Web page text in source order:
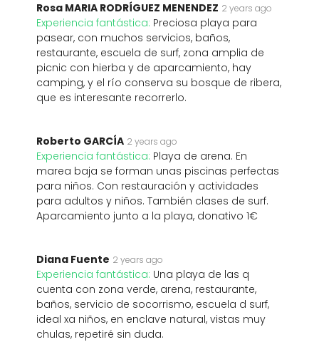
Rosa MARIA RODRÍGUEZ MENENDEZ 2 years ago
Experiencia fantástica: Preciosa playa para
pasear, con muchos servicios, baños,
restaurante, escuela de surf, zona amplia de
picnic con hierba y de aparcamiento, hay
camping, y el río conserva su bosque de ribera,
que es interesante recorrerlo.
Roberto GARCÍA 2 years ago
Experiencia fantástica: Playa de arena. En
marea baja se forman unas piscinas perfectas
para niños. Con restauración y actividades
para adultos y niños. También clases de surf.
Aparcamiento junto a la playa, donativo 1€
Diana Fuente 2 years ago
Experiencia fantástica: Una playa de las q
cuenta con zona verde, arena, restaurante,
baños, servicio de socorrismo, escuela d surf,
ideal xa niños, en enclave natural, vistas muy
chulas, repetiré sin duda.